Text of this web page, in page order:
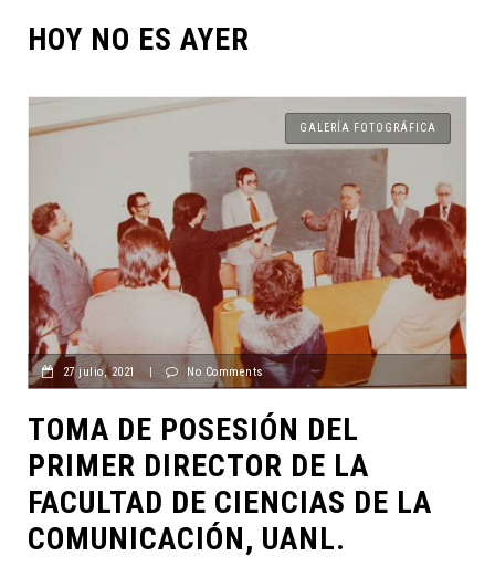
HOY NO ES AYER
GALERÍA FOTOGRÁFICA
27 julio, 2021 | No Comments
TOMA DE POSESIÓN DEL
PRIMER DIRECTOR DE LA
FACULTAD DE CIENCIAS DE LA
COMUNICACIÓN, UANL.